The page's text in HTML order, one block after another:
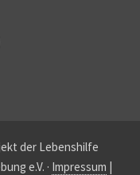
der Lebenshilfe
e.V. · Impressum |